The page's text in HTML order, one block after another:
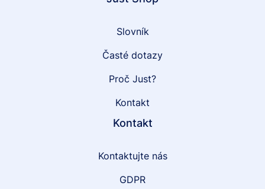
Slovník
Časté dotazy
Proč Just?
Kontakt
Kontakt
Kontaktujte nás
GDPR